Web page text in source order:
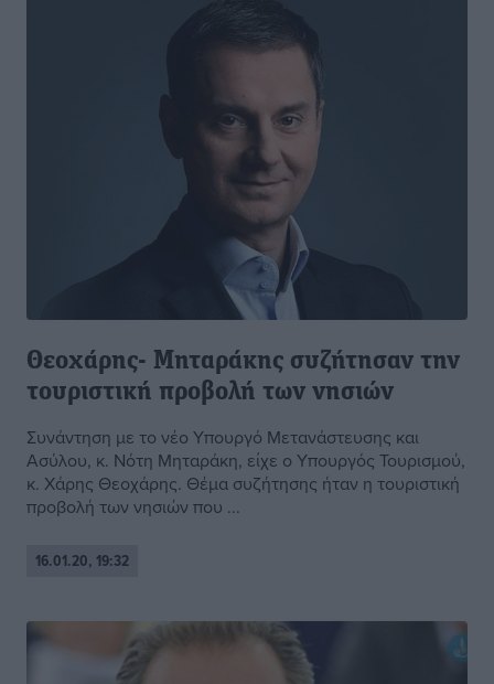
Θεοχάρης- Μηταράκης συζήτησαν την
τουριστική προβολή των νησιών
Συνάντηση με το νέο Υπουργό Μετανάστευσης και
Ασύλου, κ. Νότη Μηταράκη, είχε ο Υπουργός Τουρισμού,
κ. Χάρης Θεοχάρης. Θέμα συζήτησης ήταν η τουριστική
προβολή των νησιών που ...
16.01.20, 19:32